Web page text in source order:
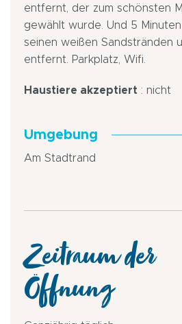
entfernt, der zum schönsten
gewählt wurde. Und 5 Minuten
seinen weißen Sandstränden
entfernt. Parkplatz, Wifi.
Haustiere akzeptiert : nicht
Umgebung
Am Stadtrand
Zeitraum der
Öffnung